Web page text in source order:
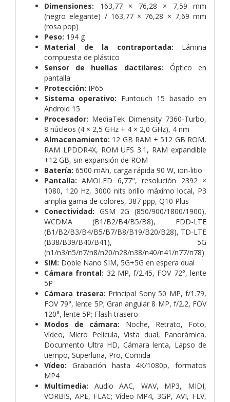
Dimensiones: 163,77 × 76,28 × 7,59 mm
(negro elegante) / 163,77 × 76,28 × 7,69 mm
(rosa pop)
Peso: 194 g
Material de la contraportada: Lámina
compuesta de plástico
Sensor de huellas dactilares: Óptico en
pantalla
Protección: IP65
Sistema operativo: Funtouch 15 basado en
Android 15
Procesador: MediaTek Dimensity 7360-Turbo,
8 núcleos (4 × 2,5 GHz + 4 × 2,0 GHz), 4 nm
Almacenamiento: 12 GB RAM + 512 GB ROM,
RAM LPDDR4X, ROM UFS 3.1, RAM expandible
+12 GB, sin expansión de ROM
Batería: 6500 mAh, carga rápida 90 W, ion-litio
Pantalla: AMOLED 6,77", resolución 2392 ×
1080, 120 Hz, 3000 nits brillo máximo local, P3
amplia gama de colores, 387 ppp, Q10 Plus
Conectividad: GSM 2G (850/900/1800/1900),
WCDMA (B1/B2/B4/B5/B8), FDD-LTE
(B1/B2/B3/B4/B5/B7/B8/B19/B20/B28), TD-LTE
(B38/B39/B40/B41), 5G
(n1/n3/n5/n7/n8/n20/n28/n38/n40/n41/n77/n78)
SIM: Doble Nano SIM, 5G+5G en espera dual
Cámara frontal: 32 MP, f/2.45, FOV 72°, lente
5P
Cámara trasera: Principal Sony 50 MP, f/1.79,
FOV 79°, lente 5P; Gran angular 8 MP, f/2.2, FOV
120°, lente 5P; Flash trasero
Modos de cámara: Noche, Retrato, Foto,
Vídeo, Micro Película, Vista dual, Panorámica,
Documento Ultra HD, Cámara lenta, Lapso de
tiempo, Superluna, Pro, Comida
Vídeo: Grabación hasta 4K/1080p, formatos
MP4
Multimedia: Audio AAC, WAV, MP3, MIDI,
VORBIS, APE, FLAC; Vídeo MP4, 3GP, AVI, FLV,